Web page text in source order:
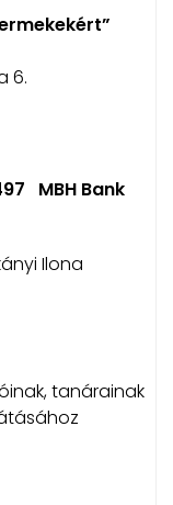
6.
MBH Bank
Ilona
tanárainak